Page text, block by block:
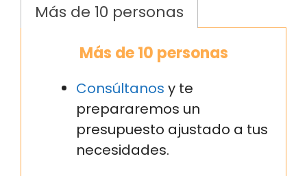
Más de 10 personas
Más de 10 personas
Consúltanos y te
prepararemos un
presupuesto ajustado a tus
necesidades.